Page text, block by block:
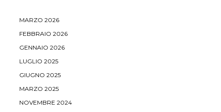
MARZO 2026
FEBBRAIO 2026
GENNAIO 2026
LUGLIO 2025
GIUGNO 2025
MARZO 2025
NOVEMBRE 2024